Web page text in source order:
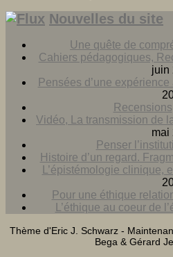
Nouvelles du site
Une quête de
Cahiers pédagogiques,
juin
Pensées d’une
Recensions
Vidéo, La transmission de
mai
Penser
Histoire d’un regard.
L’épistémologie clinique,
Pour une éthique
L’éthique au coeur de
Thème d'Eric J. Schwarz -
Bega & Gérard